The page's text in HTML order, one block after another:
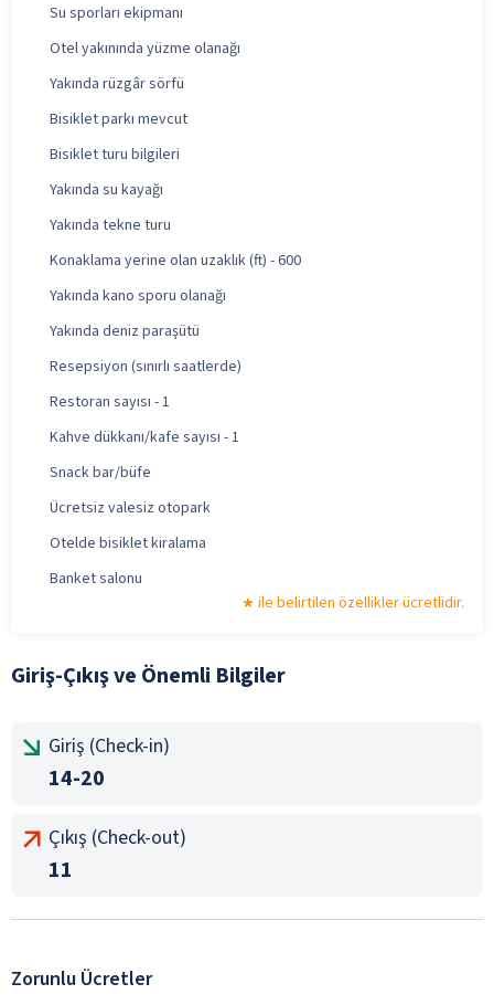
Su sporları ekipmanı
Otel yakınında yüzme olanağı
Yakında rüzgâr sörfü
Bisiklet parkı mevcut
Bisiklet turu bilgileri
Yakında su kayağı
Yakında tekne turu
Konaklama yerine olan uzaklık (ft) - 600
Yakında kano sporu olanağı
Yakında deniz paraşütü
Resepsiyon (sınırlı saatlerde)
Restoran sayısı - 1
Kahve dükkanı/kafe sayısı - 1
Snack bar/büfe
Ücretsiz valesiz otopark
Otelde bisiklet kiralama
Banket salonu
ile belirtilen özellikler ücretlidir.
Giriş-Çıkış ve Önemli Bilgiler
Giriş (Check-in)
14-20
Çıkış (Check-out)
11
Zorunlu Ücretler